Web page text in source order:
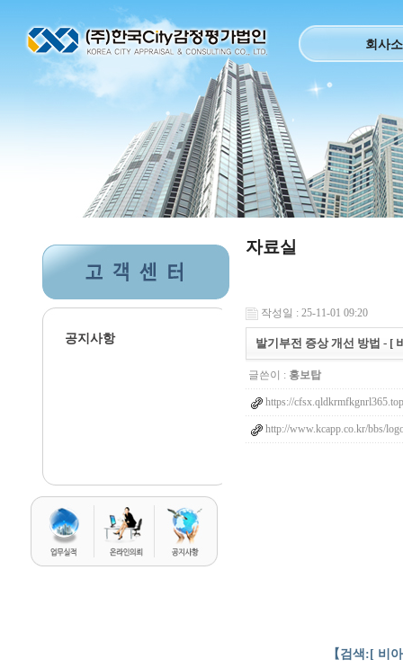
회사
공지사항
자료실
작성일 : 25-11-01 09:20
발기부전 증상 개선 방법 - [
글쓴이 : 홍보탑
https://cfsx.qldkrmfkgnrl365.top
http://www.kcapp.co.kr/bbs/
【검색:[ 비